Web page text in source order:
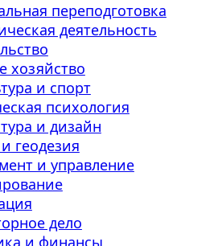
переподготовка
деятельность
хозяйство
и спорт
психология
и дизайн
геодезия
и управление
дело
и финансы